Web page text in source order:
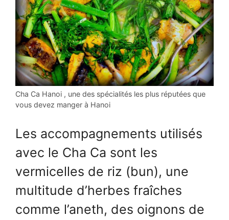
Cha Ca Hanoi , une des spécialités les plus réputées que
vous devez manger à Hanoi
Les accompagnements utilisés
avec le Cha Ca sont les
vermicelles de riz (bun), une
multitude d’herbes fraîches
comme l’aneth, des oignons de